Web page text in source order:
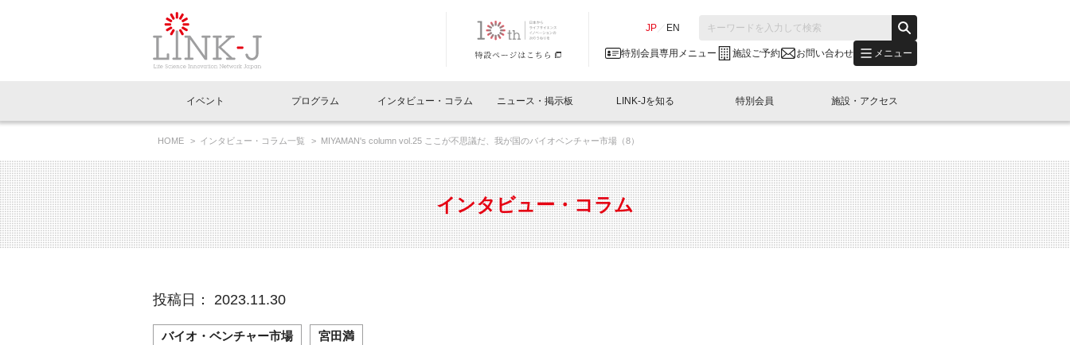
JP EN
特別会員専用メニュー 施設ご予約 お問い合わせ メニュー
イベントお知らせメール登録
閉じる
イベント
イベント一覧
LINK-J主催・共催 特別会員開催
LINK-J協賛・協力 出展・参加
イベントレポート一覧
LINK-J主催・共催 特別会員開催
LINK-J協賛・協力 出展・参加
プログラム
Out of Box相談室 What's "UNIKORN"？ What's "LINK-BioBAY TOKYO"？
インタビュー・コラム
インタビュー・コラム一覧
スペシャルインタビュー ベンチャーインタビュー 会報誌 (News Letter)
連載コラム サポーターコラム 日本橋コラム
ニュース・掲示板
ニュース一覧
トピック プレスリリース
メディア情報 海外関連
協賛・協力
人と情報の交流掲示板一覧
会員プレスリリース ニュース・事業紹介
募集 イベント
LINK-Jを知る
理事長挨拶 Why in Nihonbashi What’s LINK-J WEST
国内外連携 サポーター紹介 事業内容
組織概要 パンフレット GTB日本橋エリアについて
特別会員
特別会員一覧 特別会員について 入会申し込み
専用メニューはこちら
施設・アクセス
ラウンジ・会議室 オフィス・ラボ 施設ご予約
アクセス
HOME インタビュー・コラム一覧 MIYAMAN's column vol.25 ここが不思議だ、我が国のバイオベンチャー市場（8）
インタビュー・コラム
投稿日： 2023.11.30
バイオ・ベンチャー市場 宮田満